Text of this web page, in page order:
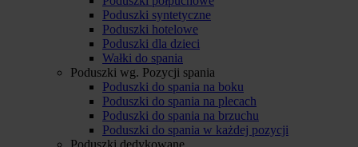
Poduszki syntetyczne
Poduszki hotelowe
Poduszki dla dzieci
Wałki do spania
Poduszki wg. Pozycji spania
Poduszki do spania na boku
Poduszki do spania na plecach
Poduszki do spania na brzuchu
Poduszki do spania w każdej pozycji
Poduszki dedykowane